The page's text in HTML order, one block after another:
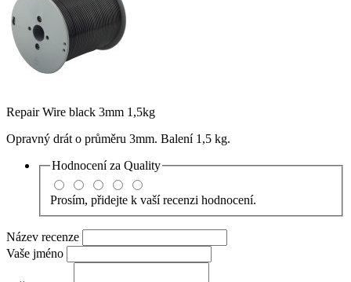
Repair Wire black 3mm 1,5kg
Opravný drát o průměru 3mm. Balení 1,5 kg.
Hodnocení za Quality
Prosím, přidejte k vaší recenzi hodnocení.
Název recenze
Vaše jméno